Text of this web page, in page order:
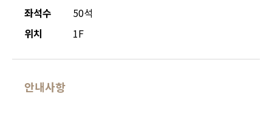
좌석수
50석
위치
1F
안내사항